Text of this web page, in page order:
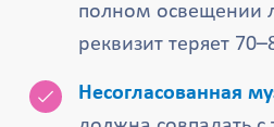
полном освещении
реквизит теряет
Несогласованная